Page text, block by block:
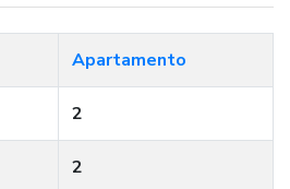
Apartamento
2
2